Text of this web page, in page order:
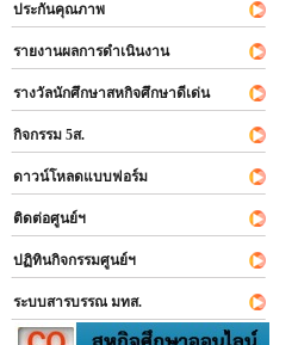
ประกันคุณภาพ
รายงานผลการดำเนินงาน
รางวัลนักศึกษาสหกิจศึกษาดีเด่น
กิจกรรม 5ส.
ดาวน์โหลดแบบฟอร์ม
ติดต่อศูนย์ฯ
ปฏิทินกิจกรรมศูนย์ฯ
ระบบสารบรรณ มทส.